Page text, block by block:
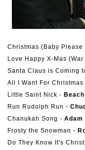
Christmas (Baby Please
Love Happy X-Mas
Santa Claus is Coming
All I Want For Christmas
Little Saint Nick -
Run Rudolph Run -
Chanukah Song - Adam
Frosty the Snowman -
Do They Know It's